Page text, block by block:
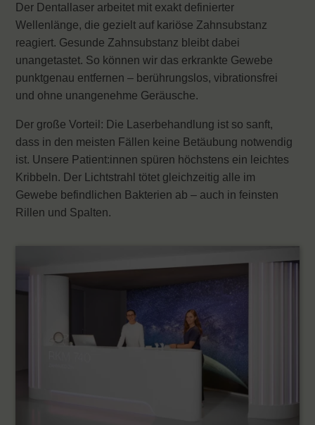
Der Dentallaser arbeitet mit exakt definierter
Wellenlänge, die gezielt auf kariöse Zahnsubstanz
reagiert. Gesunde Zahnsubstanz bleibt dabei
unangetastet. So können wir das erkrankte Gewebe
punktgenau entfernen – berührungslos, vibrationsfrei
und ohne unangenehme Geräusche.
Der große Vorteil: Die Laserbehandlung ist so sanft,
dass in den meisten Fällen keine Betäubung notwendig
ist. Unsere Patient:innen spüren höchstens ein leichtes
Kribbeln. Der Lichtstrahl tötet gleichzeitig alle im
Gewebe befindlichen Bakterien ab – auch in feinsten
Rillen und Spalten.